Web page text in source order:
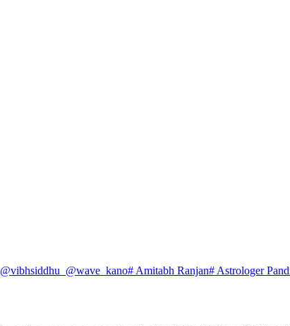
@vibhsiddhu_ @wave_kano# Amitabh Ranjan# Astrologer